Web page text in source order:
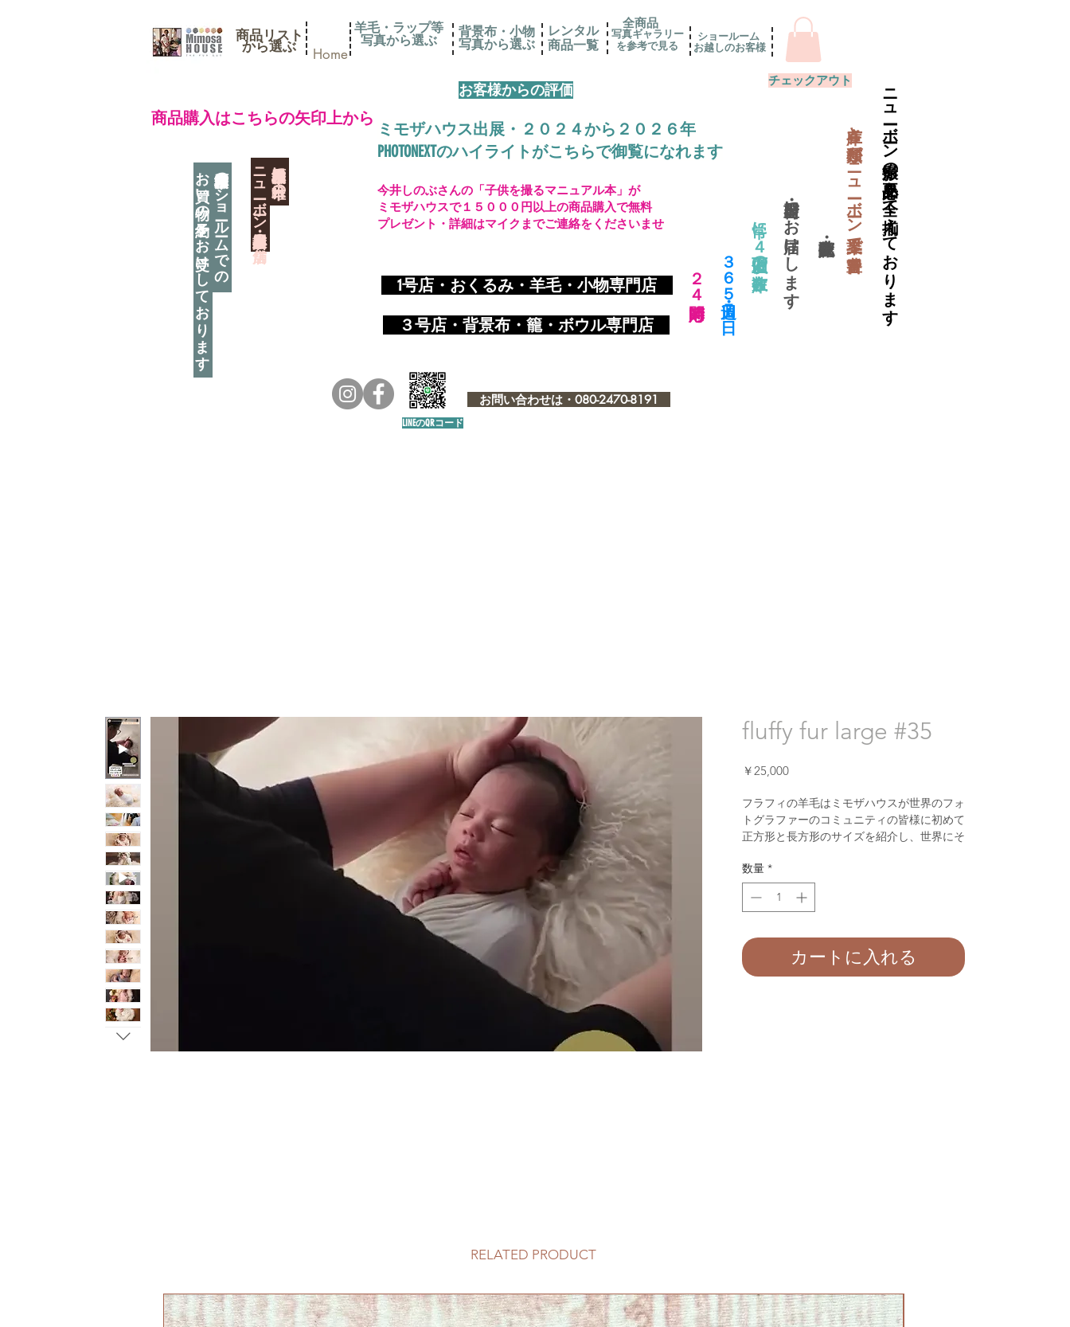
商品リスト
​から選ぶ Home
​商品購入はこちらの矢印上から
神奈川県相模原市に日本唯一の
​ニューボーン撮影用小道具店・３店舗
羊毛・ラップ等
写真から選ぶ
背景布・小物
​写真から選ぶ
レンタル
​商品一覧
写真ギャラリー
を参考で見る
全商品
お客様からの評価
ミモザハウス出展・２０２４から２０２６年
PHOTONEXTのハイライトがこちらで御覧になれます
神奈川県相模原市のショールームでの
お買い物の予約をお受けしております 1号店・おくるみ・羊毛・小物専門店
​ ３号店・背景布・籠・ボウル専門店
お問い合わせは・080-2470-8191
ショールーム
お越しのお客様
チェックアウト
​２４時間対応 ​３６５日・週７日
常に４万個以上の在庫数 当日出荷・翌日にお届けします
​在庫と種類がニューボーン業界で一番豊富ニューボーン撮影の必要品を全て揃えております
今井しのぶさんの「子供を撮るマニュアル本」が
ミモザハウスで１５０００円以上の商品購入で無料
プレゼント・詳細はマイクまでご連絡をくださいませ
LINEのQRコード
fluffy fur large #35
￥25,000価
フラフィの羊毛はミモザハウスが世界のフォ
トグラファーのコミュニティの皆様に初めて
正方形と長方形のサイズを紹介し、世界にそ
用のプロップでございます。
髪の毛の様に薄く、上品な羊毛のくるくる
感、高級ブランドの毛皮のコートと同様な肌
優しくミモザハウスのフラフィの羊毛で包ま
れます。
是非とも一度お手にとって試してみてくださ
数量 *
カートに入れる
RELATED PRODUCT